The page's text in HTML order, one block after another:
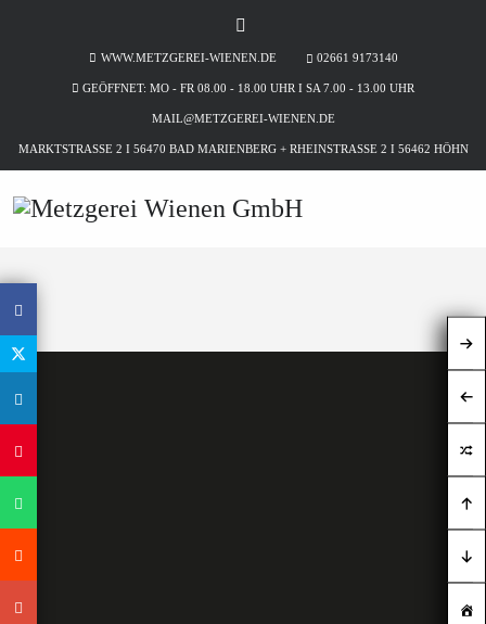
WWW.METZGEREI-WIENEN.DE 02661 9173140
GEÖFFNET: MO - FR 08.00 - 18.00 UHR I SA 7.00 - 13.00 UHR
MAIL@METZGEREI-WIENEN.DE
MARKTSTRASSE 2 I 56470 BAD MARIENBERG + RHEINSTRASSE 2 I 56462 HÖHN